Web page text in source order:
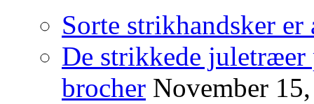
Sorte strikhandsker er
De strikkede juletræer
brocher November